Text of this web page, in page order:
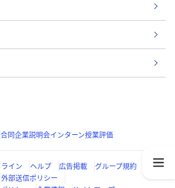
合同企業説明会インターン授業評価
イン ヘルプ 広告掲載
グループ規約
外部送信ポリシー